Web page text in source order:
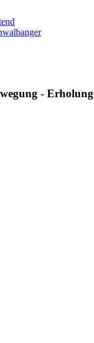
- Erholung